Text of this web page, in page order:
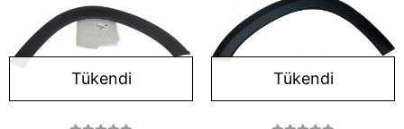
Tükendi Tükendi